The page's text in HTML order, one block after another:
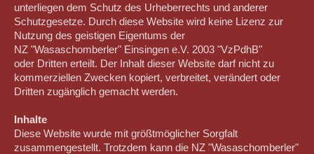
unterliegen dem Schutz des Urheberrechts und anderer
Schutzgesetze. Durch diese Website wird keine Lizenz zur
Nutzung des geistigen Eigentums der
NZ "Wasaschomberler" Einsingen e.V. 2003 "VzPdhB"
oder Dritten erteilt. Der Inhalt dieser Website darf nicht zu
kommerziellen Zwecken kopiert, verbreitet, verändert oder
Dritten zugänglich gemacht werden.
Inhalte
Diese Website wurde mit größtmöglicher Sorgfalt
zusammengestellt. Trotzdem kann die NZ "Wasaschomberler"